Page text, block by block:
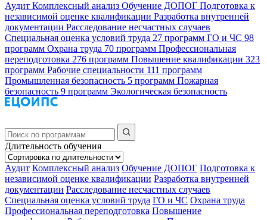
Аудит Комплексный анализ Обучение ДОПОГ Подготовка к
независимой оценке квалификации Разработка внутренней
документации Расследование несчастных случаев
Специальная оценка условий труда 27 программ ГО и ЧС 98
программ Охрана труда 70 программ Профессиональная
переподготовка 276 программ Повышение квалификации 323
программ Рабочие специальности 111 программ
Промышленная безопасность 5 программ Пожарная
безопасность 9 программ Экологическая безопасность
Длительность обучения
Аудит Комплексный анализ Обучение ДОПОГ Подготовка к
независимой оценке квалификации Разработка внутренней
документации Расследование несчастных случаев
Специальная оценка условий труда ГО и ЧС Охрана труда
Профессиональная переподготовка Повышение